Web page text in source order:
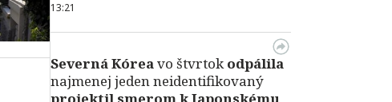
13:21
Severná Kóreavo štvrtokodpálila
najmenej jeden neidentifikovaný